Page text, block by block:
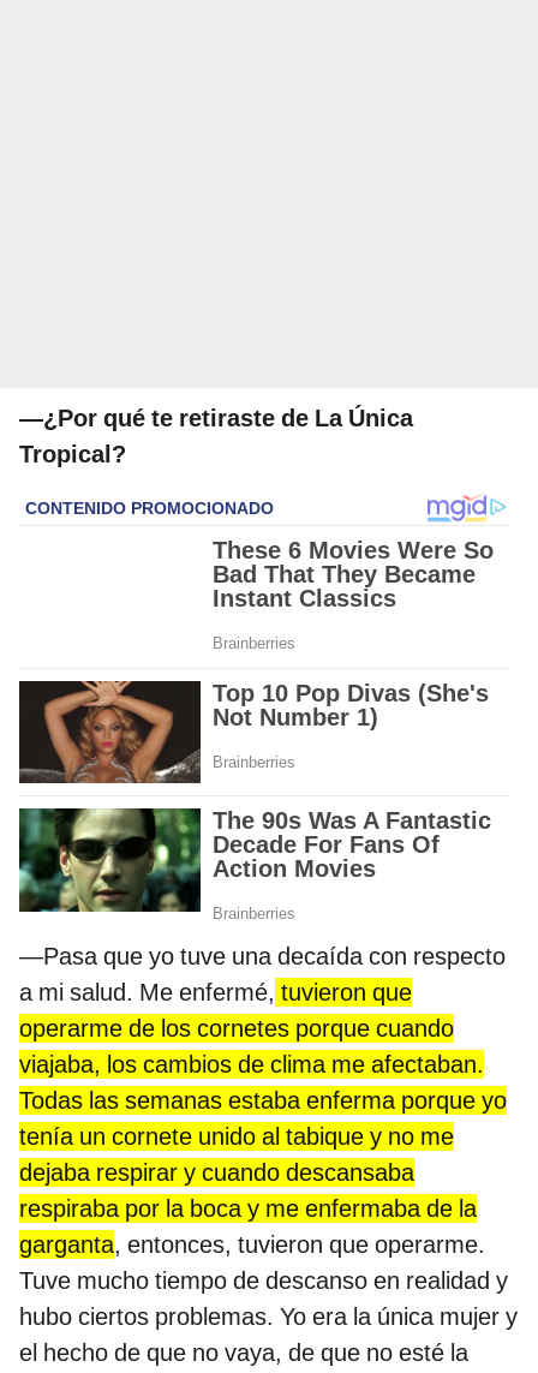
—¿Por qué te retiraste de La Única
Tropical?
—Pasa que yo tuve una decaída con respecto
a mi salud. Me enfermé, tuvieron que
operarme de los cornetes porque cuando
viajaba, los cambios de clima me afectaban.
Todas las semanas estaba enferma porque yo
tenía un cornete unido al tabique y no me
dejaba respirar y cuando descansaba
respiraba por la boca y me enfermaba de la
garganta, entonces, tuvieron que operarme.
Tuve mucho tiempo de descanso en realidad y
hubo ciertos problemas. Yo era la única mujer y
el hecho de que no vaya, de que no esté la